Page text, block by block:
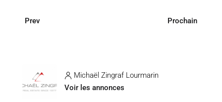
Prev Prochain
Michaël Zingraf Lourmarin
Voir les annonces